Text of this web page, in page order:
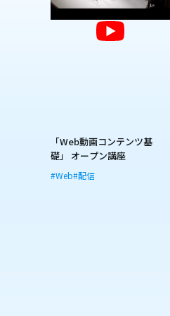
「Web動画コンテンツ基
礎」 オープン講座
#Web#配信